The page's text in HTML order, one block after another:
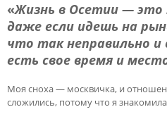
«Жизнь в Осетии — это
даже если идешь на
что так неправильно и
есть свое время и
Моя сноха — москвичка, и
сложились, потому что я